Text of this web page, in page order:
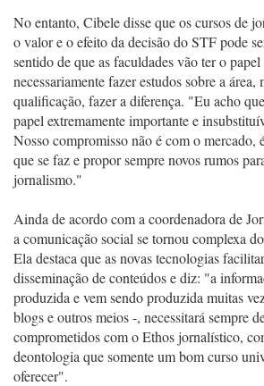
No entanto, Cibele disse que os cursos de
o valor e o efeito da decisão do STF pode
sentido de que as faculdades vão ter o
necessariamente fazer estudos sobre a área,
qualificação, fazer a diferença. "Eu acho
papel extremamente importante e
Nosso compromisso não é com o mercado,
que se faz e propor sempre novos rumos
jornalismo."
Ainda de acordo com a coordenadora de
a comunicação social se tornou complexa
Ela destaca que as novas tecnologias
disseminação de conteúdos e diz: "a
produzida e vem sendo produzida muitas
blogs e outros meios -, necessitará sempre
comprometidos com o Ethos jornalístico,
deontologia que somente um bom curso
oferecer".